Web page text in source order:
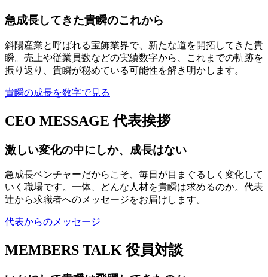
急成長してきた貴瞬のこれから
斜陽産業と呼ばれる宝飾業界で、新たな道を開拓してきた貴
瞬。売上や従業員数などの実績数字から、これまでの軌跡を
振り返り、貴瞬が秘めている可能性を解き明かします。
貴瞬の成長を数字で見る
CEO MESSAGE 代表挨拶
激しい変化の中にしか、成長はない
急成長ベンチャーだからこそ、毎日が目まぐるしく変化して
いく職場です。一体、どんな人材を貴瞬は求めるのか。代表
辻から求職者へのメッセージをお届けします。
代表からのメッセージ
MEMBERS TALK 役員対談